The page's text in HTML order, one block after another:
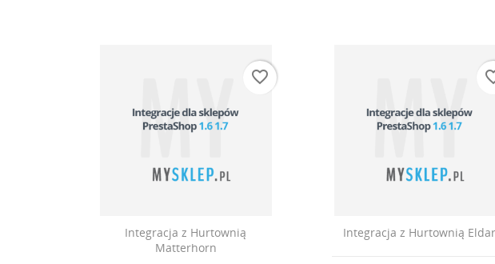
Integracja z Hurtownią Eldar Integracja z RAKS